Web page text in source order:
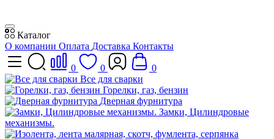
Каталог
О компании Оплата Доставка Контакты
0 0
0
Все для сварки
Горелки, газ, бензин
Дверная фурнитура
Замки, Цилиндровые
механизмы.